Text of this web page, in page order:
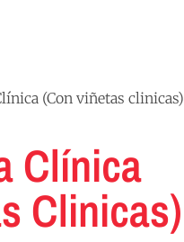
(Con viñetas clinicas)
Clínica
Clinicas)